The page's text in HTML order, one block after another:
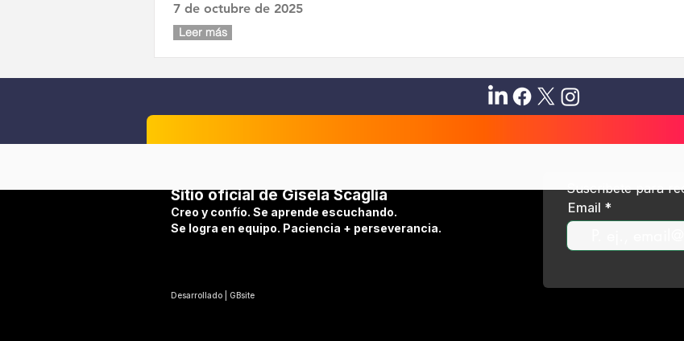
7 de octubre de 2025
Leer más
Sitio oficial de Gisela Scaglia
Creo y confío. Se aprende escuchando.
Se logra en equipo. Paciencia + perseverancia.
Suscribete para
Email
Desarrollado | GBsite